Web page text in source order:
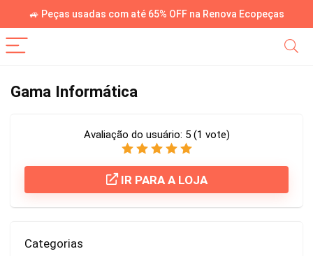
🚙 Peças usadas com até 65% OFF na Renova Ecopeças
Gama Informática
Avaliação do usuário: 5 (1 vote)
IR PARA A LOJA
Categorias